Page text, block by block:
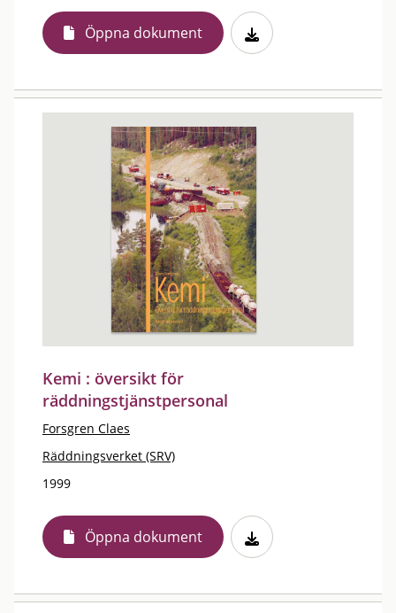
Öppna dokument
Kemi : översikt för
räddningstjänstpersonal
Forsgren Claes
Räddningsverket (SRV)
1999
Öppna dokument